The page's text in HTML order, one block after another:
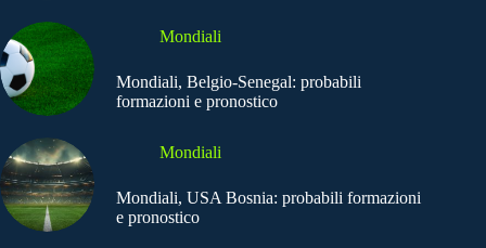
Mondiali
Mondiali, Belgio-Senegal: probabili
formazioni e pronostico
Mondiali
Mondiali, USA Bosnia: probabili formazioni
e pronostico